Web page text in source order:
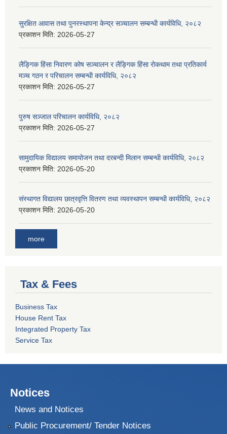
सुरक्षित आवास तथा पुनरस्थापना केन्द्र सञ्चालन सम्बन्धी कार्यविधि, २०८२
प्रकाशन मिति: 2026-05-27
लैङ्गिक हिंसा निवारण कोष सञ्चालन र लैङ्गिक हिंसा रोकथाम तथा प्रतिकार्य
मञ्च गठन र परिचालन सम्बन्धी कार्यविधि, २०८२
प्रकाशन मिति: 2026-05-27
पुरुष सञ्जाल परिचालन कार्यविधि, २०८२
प्रकाशन मिति: 2026-05-27
सामुदायिक विद्यालय समायोजन तथा दरबन्दी मिलान सम्बन्धी कार्यविधि, २०८२
प्रकाशन मिति: 2026-05-20
संस्थागत विद्यालय छात्रवृत्ति वितरण तथा व्यवस्थापन सम्बन्धी कार्यविधि, २०८२
प्रकाशन मिति: 2026-05-20
more
Tax & Fees
Business Tax
House Rent Tax
Integrated Property Tax
Service Tax
Notices
News and Notices
Public Procurement/ Tender Notices